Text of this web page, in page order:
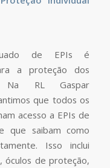
de EPIs é
a proteção dos
Na RL Gaspar
que todos os
acesso a EPIs de
que saibam como
Isso inclui
óculos de proteção,